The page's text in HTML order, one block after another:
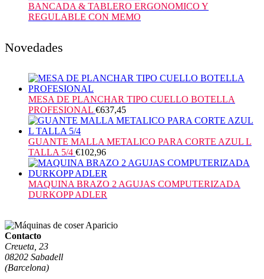
BANCADA & TABLERO ERGONOMICO Y
REGULABLE CON MEMO
Novedades
MESA DE PLANCHAR TIPO CUELLO BOTELLA
PROFESIONAL €637,45
GUANTE MALLA METALICO PARA CORTE AZUL L
TALLA 5/4 €102,96
MAQUINA BRAZO 2 AGUJAS COMPUTERIZADA
DURKOPP ADLER
Contacto
Creueta, 23
08202 Sabadell
(Barcelona)